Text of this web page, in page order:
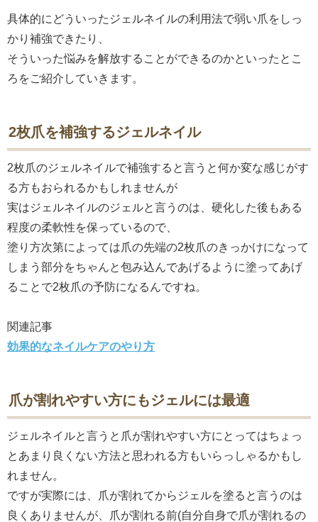
具体的にどういったジェルネイルの利用法で弱い爪をしっ
かり補強できたり、
そういった悩みを解放することができるのかといったとこ
ろをご紹介していきます。
2枚爪を補強するジェルネイル
2枚爪のジェルネイルで補強すると言うと何か変な感じがす
る方もおられるかもしれませんが
実はジェルネイルのジェルと言うのは、硬化した後もある
程度の柔軟性を保っているので、
塗り方次第によっては爪の先端の2枚爪のきっかけになって
しまう部分をちゃんと包み込んであげるように塗ってあげ
ることで2枚爪の予防になるんですね。
関連記事
効果的なネイルケアのやり方
爪が割れやすい方にもジェルには最適
ジェルネイルと言うと爪が割れやすい方にとってはちょっ
とあまり良くない方法と思われる方もいらっしゃるかもし
れません。
ですが実際には、爪が割れてからジェルを塗ると言うのは
良くありませんが、爪が割れる前(自分自身で爪が割れるの